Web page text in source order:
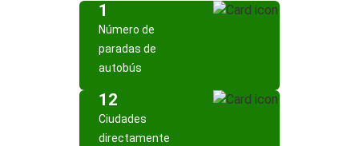
1
Número de
paradas de
autobús
12
Ciudades
directamente